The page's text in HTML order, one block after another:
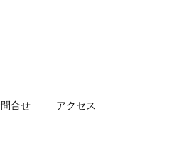
合せ アクセス